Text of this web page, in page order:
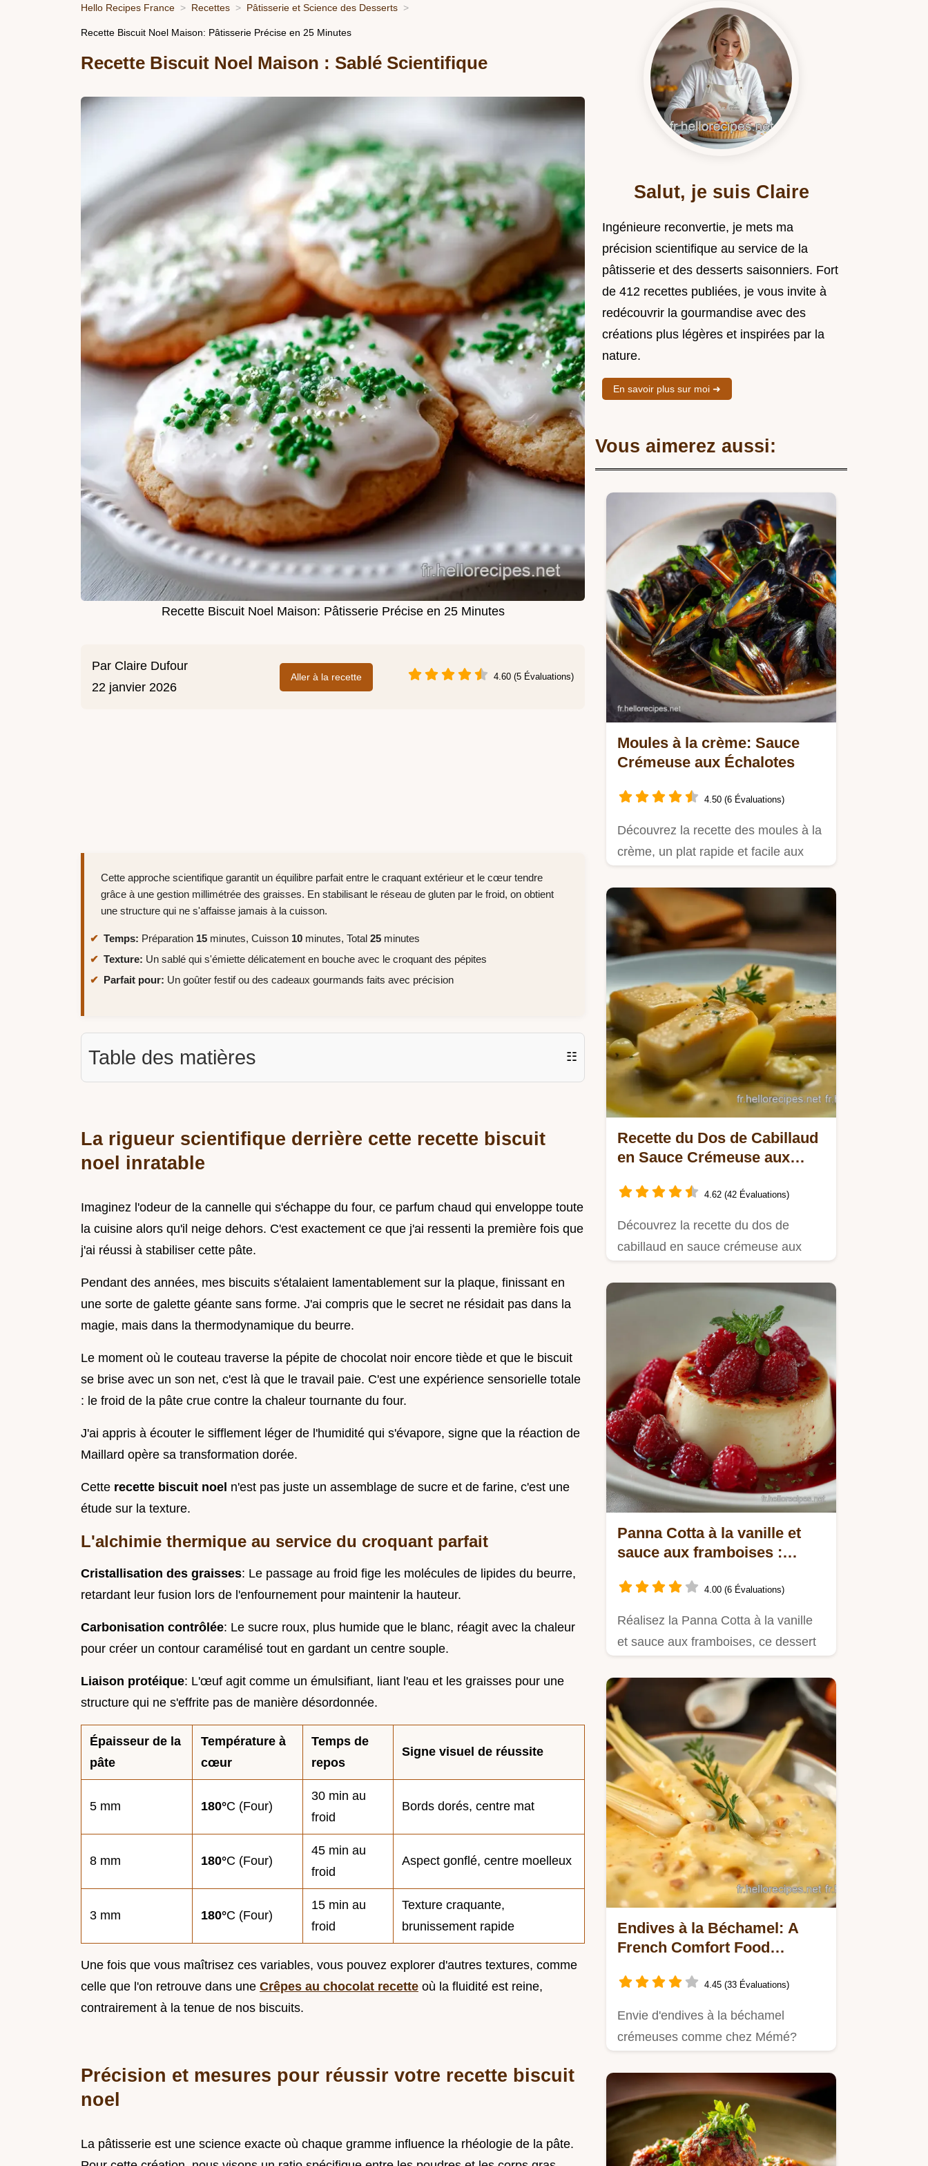
Hello Recipes France Recettes Pâtisserie et Science des Desserts
Recette Biscuit Noel Maison: Pâtisserie Précise en 25 Minutes
Recette Biscuit Noel Maison : Sablé Scientifique
Recette Biscuit Noel Maison: Pâtisserie Précise en 25 Minutes
Par Claire Dufour
22 janvier 2026
Aller à la recette 4.60 (5 Évaluations)
Cette approche scientifique garantit un équilibre parfait entre le craquant extérieur et le cœur tendre
grâce à une gestion millimétrée des graisses. En stabilisant le réseau de gluten par le froid, on obtient
une structure qui ne s'affaisse jamais à la cuisson.
Temps: Préparation 15 minutes, Cuisson 10 minutes, Total 25 minutes
Texture: Un sablé qui s'émiette délicatement en bouche avec le croquant des pépites
Parfait pour: Un goûter festif ou des cadeaux gourmands faits avec précision
Table des matières ☷
La rigueur scientifique derrière cette recette biscuit
noel inratable
Imaginez l'odeur de la cannelle qui s'échappe du four, ce parfum chaud qui enveloppe toute
la cuisine alors qu'il neige dehors. C'est exactement ce que j'ai ressenti la première fois que
j'ai réussi à stabiliser cette pâte.
Pendant des années, mes biscuits s'étalaient lamentablement sur la plaque, finissant en
une sorte de galette géante sans forme. J'ai compris que le secret ne résidait pas dans la
magie, mais dans la thermodynamique du beurre.
Le moment où le couteau traverse la pépite de chocolat noir encore tiède et que le biscuit
se brise avec un son net, c'est là que le travail paie. C'est une expérience sensorielle totale
: le froid de la pâte crue contre la chaleur tournante du four.
J'ai appris à écouter le sifflement léger de l'humidité qui s'évapore, signe que la réaction de
Maillard opère sa transformation dorée.
Cette recette biscuit noel n'est pas juste un assemblage de sucre et de farine, c'est une
étude sur la texture.
L'alchimie thermique au service du croquant parfait
Cristallisation des graisses: Le passage au froid fige les molécules de lipides du beurre,
retardant leur fusion lors de l'enfournement pour maintenir la hauteur.
Carbonisation contrôlée: Le sucre roux, plus humide que le blanc, réagit avec la chaleur
pour créer un contour caramélisé tout en gardant un centre souple.
Liaison protéique: L'œuf agit comme un émulsifiant, liant l'eau et les graisses pour une
structure qui ne s'effrite pas de manière désordonnée.
Épaisseur de la
pâte
Température à
cœur
Temps de
repos
Signe visuel de réussite
5 mm 180°C (Four)
30 min au
froid
Bords dorés, centre mat
8 mm 180°C (Four)
45 min au
froid
Aspect gonflé, centre moelleux
3 mm 180°C (Four)
15 min au
froid
Texture craquante,
brunissement rapide
Une fois que vous maîtrisez ces variables, vous pouvez explorer d'autres textures, comme
celle que l'on retrouve dans une Crêpes au chocolat recette où la fluidité est reine,
contrairement à la tenue de nos biscuits.
Précision et mesures pour réussir votre recette biscuit
noel
La pâtisserie est une science exacte où chaque gramme influence la rhéologie de la pâte.
Salut, je suis Claire
Ingénieure reconvertie, je mets ma
précision scientifique au service de la
pâtisserie et des desserts saisonniers. Fort
de 412 recettes publiées, je vous invite à
redécouvrir la gourmandise avec des
créations plus légères et inspirées par la
nature.
En savoir plus sur moi ➜
Vous aimerez aussi:
Moules à la crème: Sauce
Crémeuse aux Échalotes
4.50 (6 Évaluations)
Découvrez la recette des moules à la
crème, un plat rapide et facile aux
Recette du Dos de Cabillaud
en Sauce Crémeuse aux
4.62 (42 Évaluations)
Découvrez la recette du dos de
cabillaud en sauce crémeuse aux
Panna Cotta à la vanille et
sauce aux framboises :
4.00 (6 Évaluations)
Réalisez la Panna Cotta à la vanille
et sauce aux framboises, ce dessert
Endives à la Béchamel: A
French Comfort Food
4.45 (33 Évaluations)
Envie d'endives à la béchamel
crémeuses comme chez Mémé?
est…